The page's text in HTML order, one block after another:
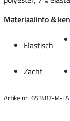
Materiaalinfo &
Elastisch
Zacht
Artikelnr.: 653487-M-TA